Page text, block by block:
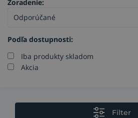
Podľa dostupnosti:
Iba produkty skladom
Akcia
Zoradenie:
Filter